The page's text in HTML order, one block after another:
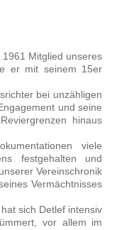
Mitglied unseres
er mit seinem 15er
bei unzähligen
und seine
hinaus
viele
festgehalten und
Vereinschronik
Vermächtnisses
sich Detlef intensiv
vor allem im